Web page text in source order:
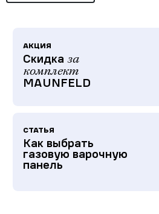
АКЦИЯ
Скидка за
комплект
MAUNFELD
СТАТЬЯ
Как выбрать
газовую варочную
панель